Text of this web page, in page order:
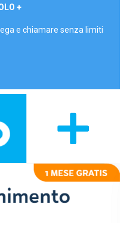
+
e chiamare senza limiti